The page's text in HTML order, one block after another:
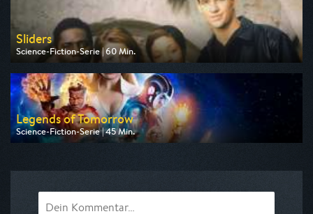
Sliders
Science-Fiction-Serie | 60 Min.
Ausgestrahlt von Tele 5
am 08.08.2026, 13:30
Legends of Tomorrow
Science-Fiction-Serie | 45 Min.
Ausgestrahlt von Pro 7 Maxx